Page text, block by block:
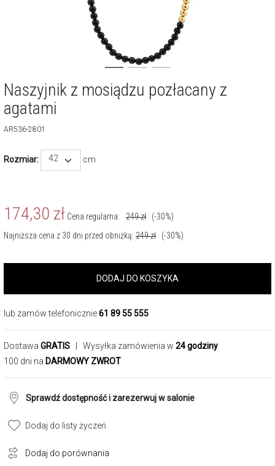
Naszyjnik z mosiądzu pozłacany z
agatami
AR536-2801
Rozmiar: 42 cm
174,30 zł Cena regularna: 249zł
(-30%)
Najniższa cena z 30 dni przed obniżką: 249zł (-30%)
DODAJ DO KOSZYKA
lub zamów telefonicznie61 89 55 555
Dostawa GRATIS | Wysyłka zamówienia w 24 godziny
100 dni na DARMOWY ZWROT
Sprawdź dostępność i zarezerwuj w salonie
Dodaj do listy życzeń
Dodaj do porównania